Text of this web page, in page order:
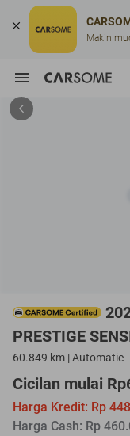
Makin
PRESTIGE
60.849 km | Automatic
Cicilan mulai
Harga Kredit: Rp
Harga Cash: Rp